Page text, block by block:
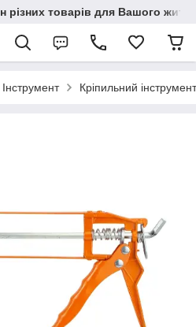
різних товарів для Вашого
Інструмент Кріпильний інструмент